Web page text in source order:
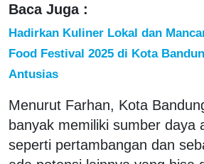
Baca Juga :
Hadirkan Kuliner Lokal dan
Food Festival 2025 di Kota
Antusias
Menurut Farhan, Kota
banyak memiliki sumber daya
seperti pertambangan dan